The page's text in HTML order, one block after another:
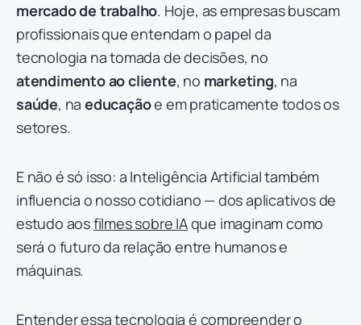
mercado de trabalho. Hoje, as empresas buscam
profissionais que entendam o papel da
tecnologia na tomada de decisões, no
atendimento ao cliente, no marketing, na
saúde, na educaçãoe em praticamente todos os
setores.
E não é só isso: a Inteligência Artificial também
influencia o nosso cotidiano — dos aplicativos de
estudo aosfilmes sobre IAque imaginam como
será o futuro da relação entre humanos e
máquinas.
Entender essa tecnologia é compreender o